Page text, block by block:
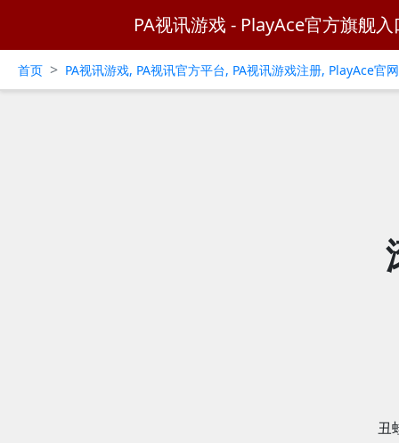
PA视讯游戏 - PlayAce官方旗舰入
首页 > PA视讯游戏, PA视讯官方平台, PA视讯游戏注册, PlayAce官
丑